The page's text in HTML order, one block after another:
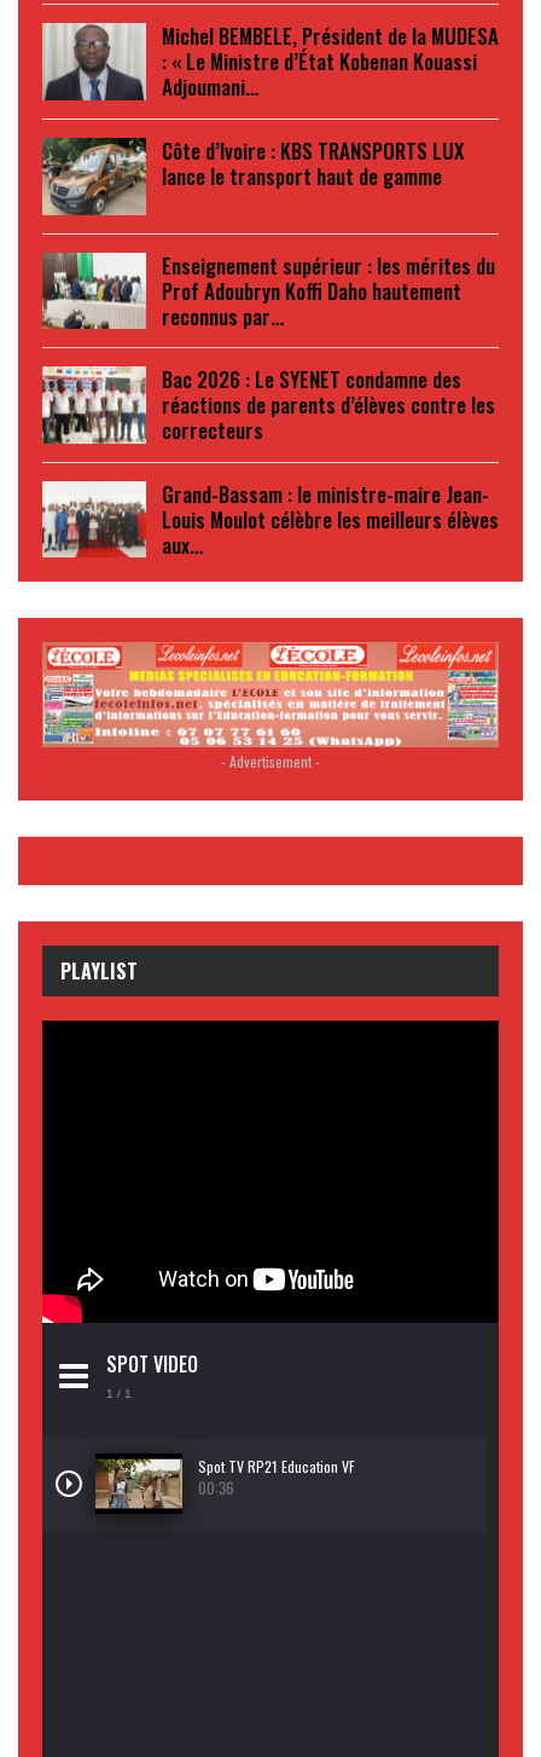
Michel BEMBELE, Président de la MUDESA
: « Le Ministre d’État Kobenan Kouassi
Adjoumani…
Côte d’Ivoire : KBS TRANSPORTS LUX
lance le transport haut de gamme
Enseignement supérieur : les mérites du
Prof Adoubryn Koffi Daho hautement
reconnus par…
Bac 2026 : Le SYENET condamne des
réactions de parents d’élèves contre les
correcteurs
Grand-Bassam : le ministre-maire Jean-
Louis Moulot célèbre les meilleurs élèves
aux…
- Advertisement -
PLAYLIST
SPOT VIDEO
1 / 1
Spot TV RP21 Education VF
00:36